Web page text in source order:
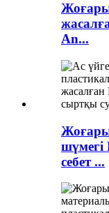
An...
шүмегі
себет ...